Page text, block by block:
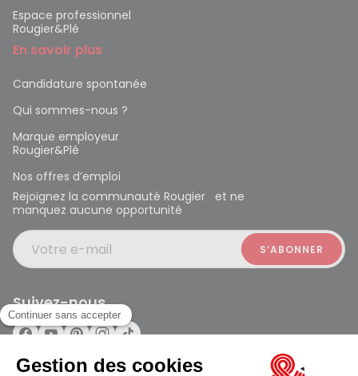
Espace professionnel
Rougier&Plé
En savoir plus
Candidature spontanée
Qui sommes-nous ?
Marque employeur
Rougier&Plé
Nos offres d’emploi
Rejoignez la communauté Rougier et ne
manquez aucune opportunité
Votre e-mail
Suivez-nous